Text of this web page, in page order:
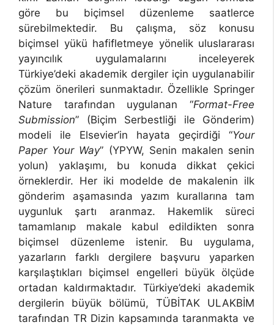
göre bu biçimsel düzenleme saatlerce
sürebilmektedir. Bu çalışma, söz konusu
biçimsel yükü hafifletmeye yönelik uluslararası
yayıncılık uygulamalarını inceleyerek
Türkiye’deki akademik dergiler için uygulanabilir
çözüm önerileri sunmaktadır. Özellikle Springer
Nature tarafından uygulanan “Format-Free
Submission” (Biçim Serbestliği ile Gönderim)
modeli ile Elsevier’in hayata geçirdiği “Your
Paper Your Way” (YPYW, Senin makalen senin
yolun) yaklaşımı, bu konuda dikkat çekici
örneklerdir. Her iki modelde de makalenin ilk
gönderim aşamasında yazım kurallarına tam
uygunluk şartı aranmaz. Hakemlik süreci
tamamlanıp makale kabul edildikten sonra
biçimsel düzenleme istenir. Bu uygulama,
yazarların farklı dergilere başvuru yaparken
karşılaştıkları biçimsel engelleri büyük ölçüde
ortadan kaldırmaktadır. Türkiye’deki akademik
dergilerin büyük bölümü, TÜBİTAK ULAKBİM
tarafından TR Dizin kapsamında taranmakta ve